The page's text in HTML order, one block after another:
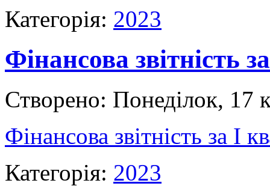
Категорія: 2023
Фінансова звітність
Створено: Понеділок, 17
Фінансова звітність за І
Категорія: 2023